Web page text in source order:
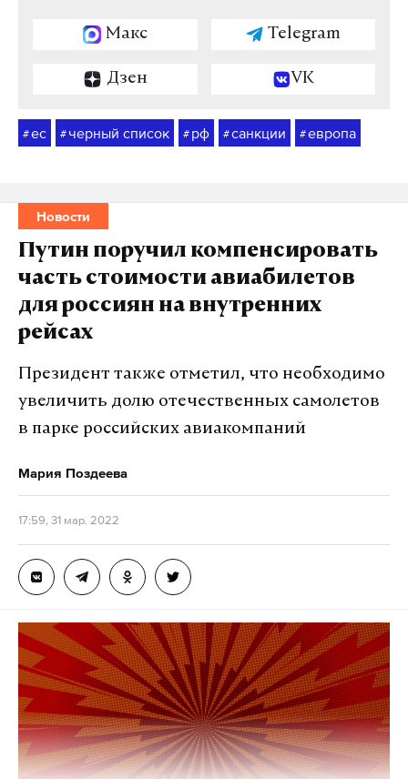
Макс Telegram
Дзен VK
#ес # черный список # рф #санкции #европа
Новости
Путин поручил компенсировать
часть стоимости авиабилетов
для россиян на внутренних
рейсах
Президент также отметил, что необходимо
увеличить долю отечественных самолетов
в парке российских авиакомпаний
Мария Поздеева
17:59, 31 мар. 2022